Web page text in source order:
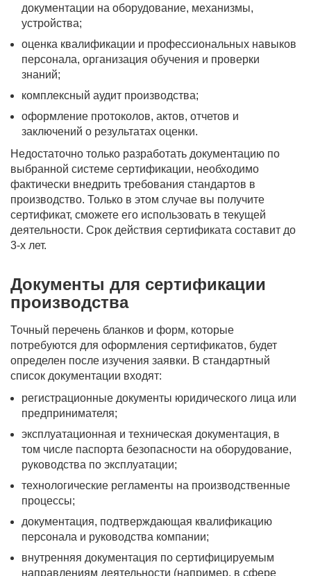
документации на оборудование, механизмы,
устройства;
оценка квалификации и профессиональных навыков
персонала, организация обучения и проверки
знаний;
комплексный аудит производства;
оформление протоколов, актов, отчетов и
заключений о результатах оценки.
Недостаточно только разработать документацию по
выбранной системе сертификации, необходимо
фактически внедрить требования стандартов в
производство. Только в этом случае вы получите
сертификат, сможете его использовать в текущей
деятельности. Срок действия сертификата составит до
3-х лет.
Документы для сертификации
производства
Точный перечень бланков и форм, которые
потребуются для оформления сертификатов, будет
определен после изучения заявки. В стандартный
список документации входят:
регистрационные документы юридического лица или
предпринимателя;
эксплуатационная и техническая документация, в
том числе паспорта безопасности на оборудование,
руководства по эксплуатации;
технологические регламенты на производственные
процессы;
документация, подтверждающая квалификацию
персонала и руководства компании;
внутренняя документация по сертифицируемым
направлениям деятельности (например, в сфере